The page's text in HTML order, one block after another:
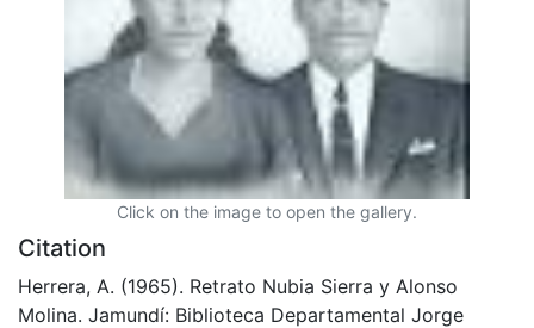
Click on the image to open the gallery.
Citation
Herrera, A. (1965). Retrato Nubia Sierra y Alonso
Molina. Jamundí: Biblioteca Departamental Jorge